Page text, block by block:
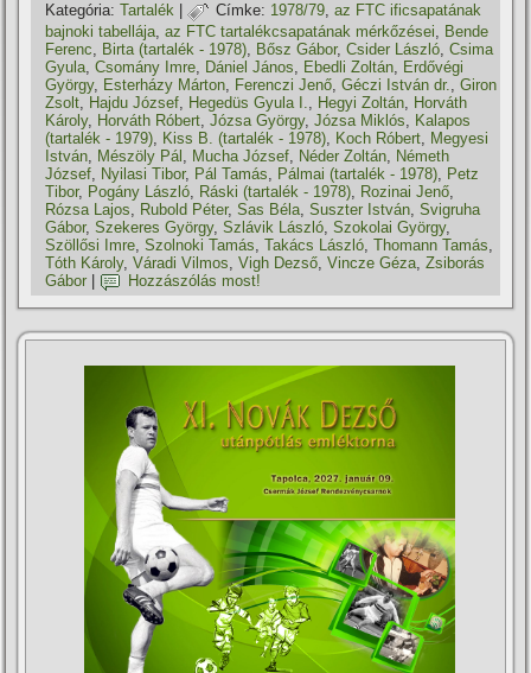
Kategória: Tartalék | Címke: 1978/79,az FTC ificsapatának
bajnoki tabellája,az FTC tartalékcsapatának mérkőzései, Bende
Ferenc, Birta (tartalék - 1978), Bősz Gábor,Csider László,Csima
Gyula,Csomány Imre, Dániel János, Ebedli Zoltán, Erdővégi
György, Esterházy Márton, Ferenczi Jenő,Géczi István dr.,Giron
Zsolt, Hajdu József, Hegedüs Gyula I., Hegyi Zoltán, Horváth
Károly, Horváth Róbert,Józsa György,Józsa Miklós, Kalapos
(tartalék - 1979), Kiss B. (tartalék - 1978), Koch Róbert, Megyesi
István, Mészöly Pál , Mucha József, Néder Zoltán, Németh
József, Nyilasi Tibor, Pál Tamás, Pálmai (tartalék - 1978), Petz
Tibor, Pogány László, Ráski (tartalék - 1978), Rozinai Jenő,
Rózsa Lajos, Rubold Péter,Sas Béla,Suszter István,Svigruha
Gábor,Szekeres György,Szlávik László,Szokolai György,
Szöllősi Imre,Szolnoki Tamás,Takács László,Thomann Tamás,
Tóth Károly,Váradi Vilmos,Vigh Dezső,Vincze Géza,Zsiborás
Gábor
Hozzászólás most!